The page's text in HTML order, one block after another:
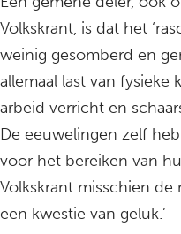
Volkskrant, is dat het
weinig gesomberd en
allemaal last van fysieke
arbeid verricht en
De eeuwelingen zelf
voor het bereiken van
Volkskrant misschien de
een kwestie van geluk.’